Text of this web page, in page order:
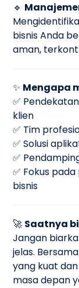
🔹
bisnis Anda
aman,
✨ Mengapa
✅
klien
✅ Tim
✅ Solusi
✅
✅ Fokus
bisnis
🚀 Saatnya
Jangan
jelas.
yang kuat
masa depan